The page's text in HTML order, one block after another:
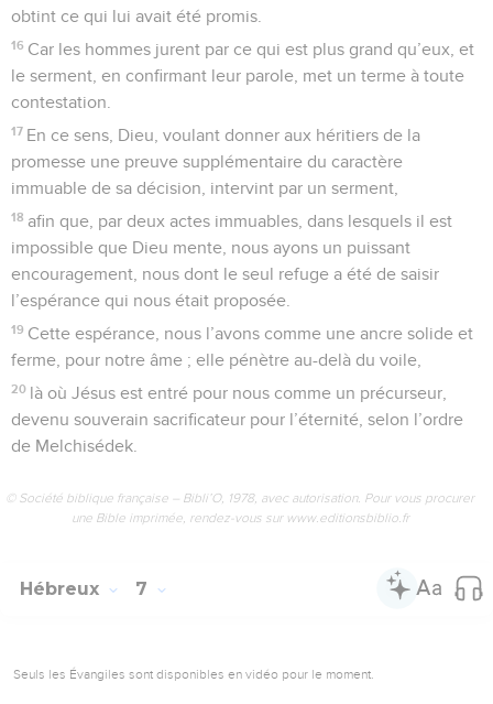
obtint ce qui lui avait été promis.
16 Car les hommes jurent par ce qui est plus grand qu’eux, et
le serment, en confirmant leur parole, met un terme à toute
contestation.
17 En ce sens, Dieu, voulant donner aux héritiers de la
promesse une preuve supplémentaire du caractère
immuable de sa décision, intervint par un serment,
18 afin que, par deux actes immuables, dans lesquels il est
impossible que Dieu mente, nous ayons un puissant
encouragement, nous dont le seul refuge a été de saisir
l’espérance qui nous était proposée.
19 Cette espérance, nous l’avons comme une ancre solide et
ferme, pour notre âme ; elle pénètre au-delà du voile,
20 là où Jésus est entré pour nous comme un précurseur,
devenu souverain sacrificateur pour l’éternité, selon l’ordre
de Melchisédek.
© Société biblique française – Bibli’O, 1978, avec autorisation. Pour vous procurer
une Bible imprimée, rendez-vous sur www.editionsbiblio.fr
Hébreux 7
Seuls les Évangiles sont disponibles en vidéo pour le moment.